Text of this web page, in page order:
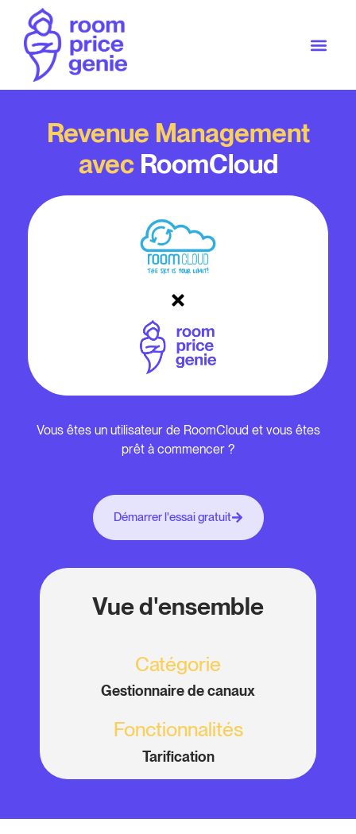
Revenue Management
avec RoomCloud
Vous êtes un utilisateur de RoomCloud et vous êtes
prêt à commencer ?
Démarrer l'essai gratuit
Vue d'ensemble
Catégorie
Gestionnaire de canaux
Fonctionnalités
Tarification